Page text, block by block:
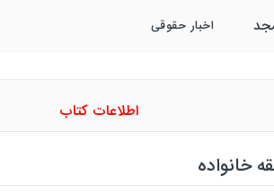
اخبار حقوقی
اطلاعات کتاب
خانواده